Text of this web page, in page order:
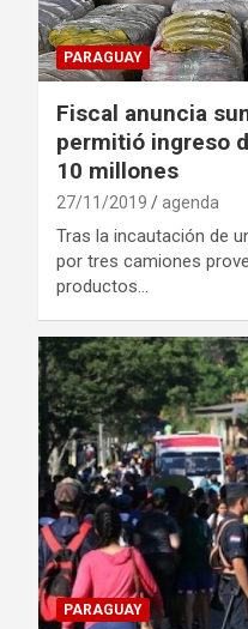
PARAGUAY
Fiscal anuncia
permitió ingreso
10 millones
27/11/2019 agenda
Tras la incautación de
por tres camiones
productos…
PARAGUAY